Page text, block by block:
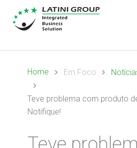
Home Em Foco
Teve problema com produto
Notifique!